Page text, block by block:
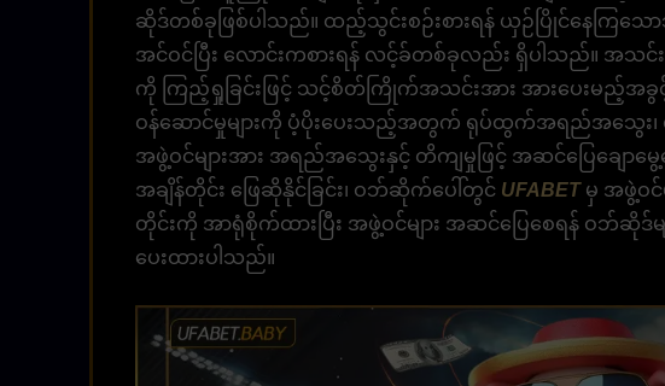
ဆိုဒ်တစ်ခုဖြစ်ပါသည်။ ထည့်သွင်းစဉ်းစားရန် ယှဉ်ပြိုင်နေကြသော
အင်ဝင်ပြီး လောင်းကစားရန် လင့်ခ်တစ်ခုလည်း ရှိပါသည်။ အသ
ကို ကြည့်ရှုခြင်းဖြင့် သင့်စိတ်ကြိုက်အသင်းအား အားပေးမည့်အ
ဝန်ဆောင်မှုများကို ပံ့ပိုးပေးသည့်အတွက် ရုပ်ထွက်အရည်အသွေး၊
အဖွဲ့ဝင်များအား အရည်အသွေးနှင့် တိကျမှုဖြင့် အဆင်ပြေချောမွ
အချိန်တိုင်း ဖြေဆိုနိုင်ခြင်း၊ ဝဘ်ဆိုက်ပေါ်တွင် UFABETမှ အဖွဲ့ဝင်
တိုင်းကို အာရုံစိုက်ထားပြီး အဖွဲ့ဝင်များ အဆင်ပြေစေရန် ဝဘ်ဆိုဒ်မျ
ပေးထားပါသည်။